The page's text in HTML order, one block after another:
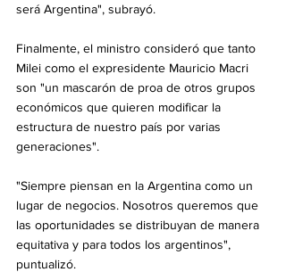
será Argentina", subrayó.
Finalmente, el ministro consideró que tanto
Milei como el expresidente Mauricio Macri
son "un mascarón de proa de otros grupos
económicos que quieren modificar la
estructura de nuestro país por varias
generaciones".
"Siempre piensan en la Argentina como un
lugar de negocios. Nosotros queremos que
las oportunidades se distribuyan de manera
equitativa y para todos los argentinos",
puntualizó.